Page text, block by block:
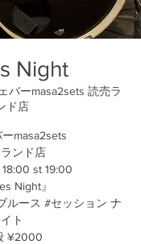
Night
バーmasa2sets 読売ラ
ド店
masa2sets
ンド店
18:00 st 19:00
Night』
ルース #セッション ナ
イト
¥2000